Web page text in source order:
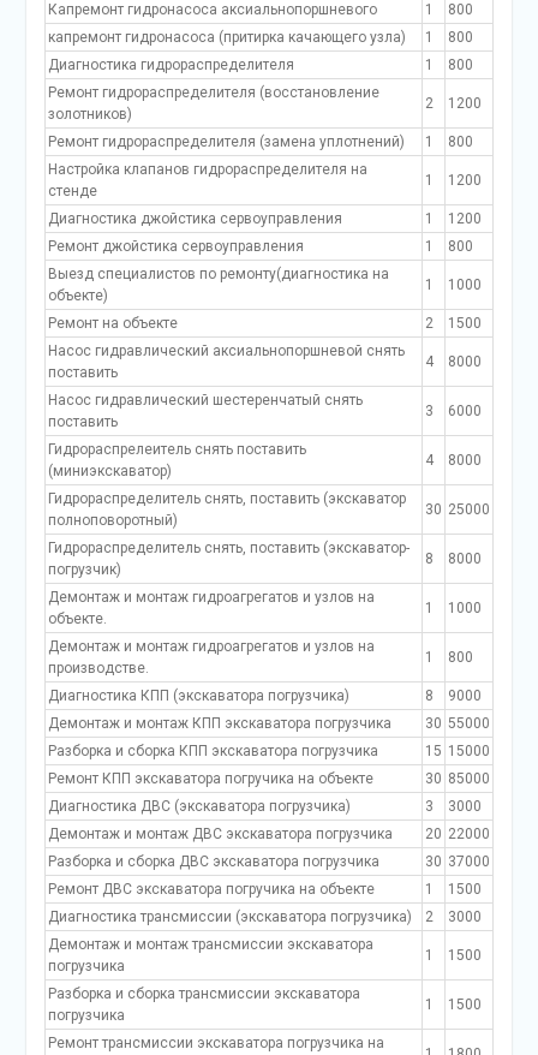
Капремонт гидронасоса аксиальнопоршневого
1
800
капремонт гидронасоса (притирка качающего узла)
1
800
Диагностика гидрораспределителя
1
800
Ремонт гидрораспределителя (восстановление
золотников)
2 1200
Ремонт гидрораспределителя (замена уплотнений) 1
800
Настройка клапанов гидрораспределителя на
стенде
1 1200
Диагностика джойстика сервоуправления 1
1200
Ремонт джойстика сервоуправления
1
800
Выезд специалистов по ремонту(диагностика на
объекте)
1 1000
Ремонт на объекте 2
1500
Насос гидравлический аксиальнопоршневой снять
поставить
4 8000
Насос гидравлический шестеренчатый снять
поставить
3 6000
Гидрораспрелеитель снять поставить
(миниэкскаватор)
4 8000
Гидрораспределитель снять, поставить (экскаватор
полноповоротный)
30 25000
Гидрораспределитель снять, поставить (экскаватор-
погрузчик)
8 8000
Демонтаж и монтаж гидроагрегатов и узлов на
объекте.
1 1000
Демонтаж и монтаж гидроагрегатов и узлов на
производстве.
1 800
Диагностика КПП (экскаватора погрузчика) 8
9000
Демонтаж и монтаж КПП экскаватора погрузчика
30 55000
Разборка и сборка КПП экскаватора погрузчика
15 15000
Ремонт КПП экскаватора погручика на объекте
30 85000
Диагностика ДВС (экскаватора погрузчика)
3
3000
Демонтаж и монтаж ДВС экскаватора погрузчика
20 22000
Разборка и сборка ДВС экскаватора погрузчика
30 37000
Ремонт ДВС экскаватора погручика на объекте
1
1500
Диагностика трансмиссии (экскаватора погрузчика)
2
3000
Демонтаж и монтаж трансмиссии экскаватора
погрузчика
1 1500
Разборка и сборка трансмиссии экскаватора
погрузчика
1 1500
Ремонт трансмиссии экскаватора погрузчика на